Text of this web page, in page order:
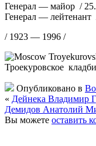
Генерал — майор /
Генерал — лейтенант
/ 1923 — 1996 /
Троекуровское
Опубликовано в
« Дейнека Владимир
Демидов Анатолий
Вы можете оставить